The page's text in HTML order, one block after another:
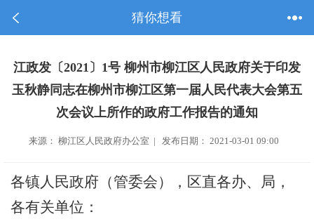
猜你想看
江政发〔2021〕1号 柳州市柳江区人民政府关于印发
玉秋静同志在柳州市柳江区第一届人民代表大会第五
次会议上所作的政府工作报告的通知
来源： 柳江区人民政府办公室 | 发布日期： 2021-03-01 09:00
各镇人民政府（管委会），区直各办、局，
各有关单位：